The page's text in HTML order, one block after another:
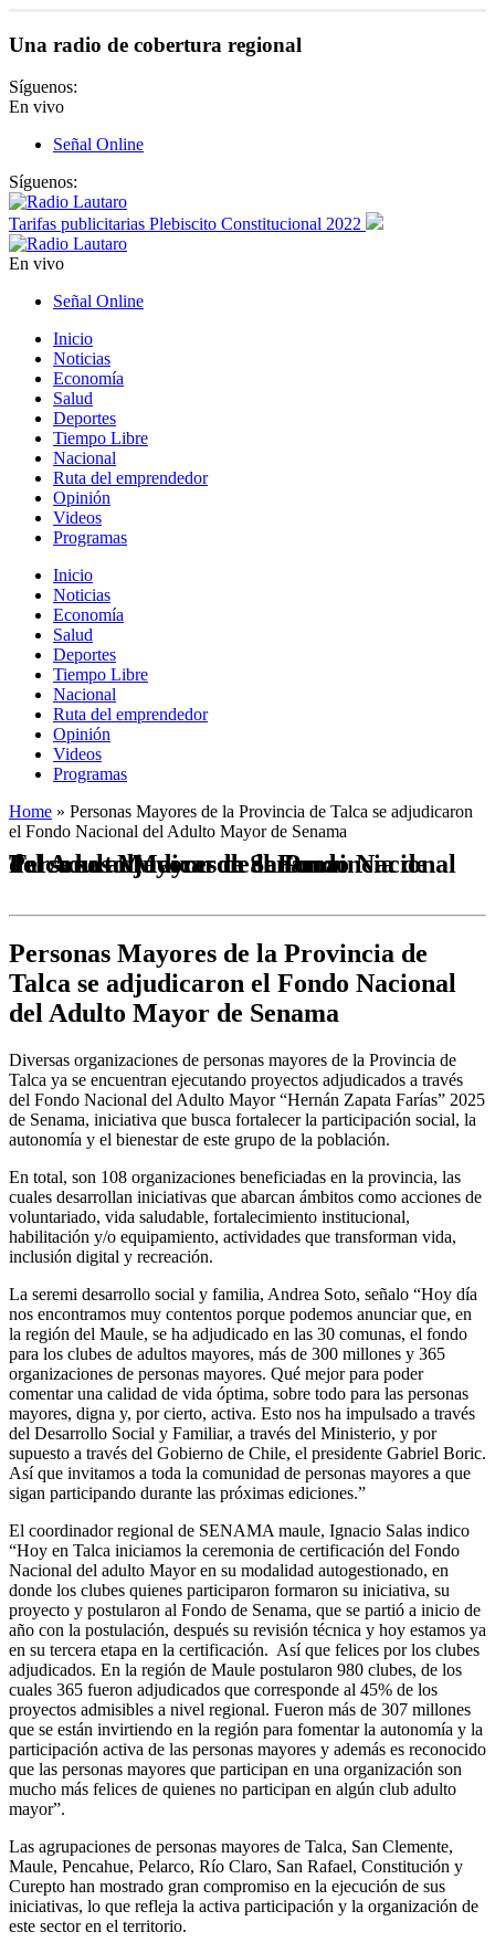
Una radio de cobertura regional
Síguenos:
En vivo
Señal Online
Síguenos:
Tarifas publicitarias Plebiscito Constitucional 2022
En vivo
Señal Online
Inicio
Noticias
Economía
Salud
Deportes
Tiempo Libre
Nacional
Ruta del emprendedor
Opinión
Videos
Programas
Inicio
Noticias
Economía
Salud
Deportes
Tiempo Libre
Nacional
Ruta del emprendedor
Opinión
Videos
Programas
Home » Personas Mayores de la Provincia de Talca se adjudicaron
el Fondo Nacional del Adulto Mayor de Senama
Personas Mayores de la Provincia de Talca se adjudicaron el Fondo Nacional del Adulto Mayor de Senama
Personas Mayores de la Provincia de
Talca se adjudicaron el Fondo Nacional
del Adulto Mayor de Senama
Diversas organizaciones de personas mayores de la Provincia de
Talca ya se encuentran ejecutando proyectos adjudicados a través
del Fondo Nacional del Adulto Mayor “Hernán Zapata Farías” 2025
de Senama, iniciativa que busca fortalecer la participación social, la
autonomía y el bienestar de este grupo de la población.
En total, son 108 organizaciones beneficiadas en la provincia, las
cuales desarrollan iniciativas que abarcan ámbitos como acciones de
voluntariado, vida saludable, fortalecimiento institucional,
habilitación y/o equipamiento, actividades que transforman vida,
inclusión digital y recreación.
La seremi desarrollo social y familia, Andrea Soto, señalo “Hoy día
nos encontramos muy contentos porque podemos anunciar que, en
la región del Maule, se ha adjudicado en las 30 comunas, el fondo
para los clubes de adultos mayores, más de 300 millones y 365
organizaciones de personas mayores. Qué mejor para poder
comentar una calidad de vida óptima, sobre todo para las personas
mayores, digna y, por cierto, activa. Esto nos ha impulsado a través
del Desarrollo Social y Familiar, a través del Ministerio, y por
supuesto a través del Gobierno de Chile, el presidente Gabriel Boric.
Así que invitamos a toda la comunidad de personas mayores a que
sigan participando durante las próximas ediciones.”
El coordinador regional de SENAMA maule, Ignacio Salas indico
“Hoy en Talca iniciamos la ceremonia de certificación del Fondo
Nacional del adulto Mayor en su modalidad autogestionado, en
donde los clubes quienes participaron formaron su iniciativa, su
proyecto y postularon al Fondo de Senama, que se partió a inicio de
año con la postulación, después su revisión técnica y hoy estamos ya
en su tercera etapa en la certificación. Así que felices por los clubes
adjudicados. En la región de Maule postularon 980 clubes, de los
cuales 365 fueron adjudicados que corresponde al 45% de los
proyectos admisibles a nivel regional. Fueron más de 307 millones
que se están invirtiendo en la región para fomentar la autonomía y la
participación activa de las personas mayores y además es reconocido
que las personas mayores que participan en una organización son
mucho más felices de quienes no participan en algún club adulto
mayor”.
Las agrupaciones de personas mayores de Talca, San Clemente,
Maule, Pencahue, Pelarco, Río Claro, San Rafael, Constitución y
Curepto han mostrado gran compromiso en la ejecución de sus
iniciativas, lo que refleja la activa participación y la organización de
este sector en el territorio.